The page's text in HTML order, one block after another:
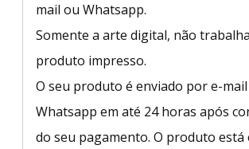
mail ou Whatsapp.
Somente a arte digital, não
produto impresso.
O seu produto é enviado por e-
Whatsapp em até 24 horas após
do seu pagamento. O produto